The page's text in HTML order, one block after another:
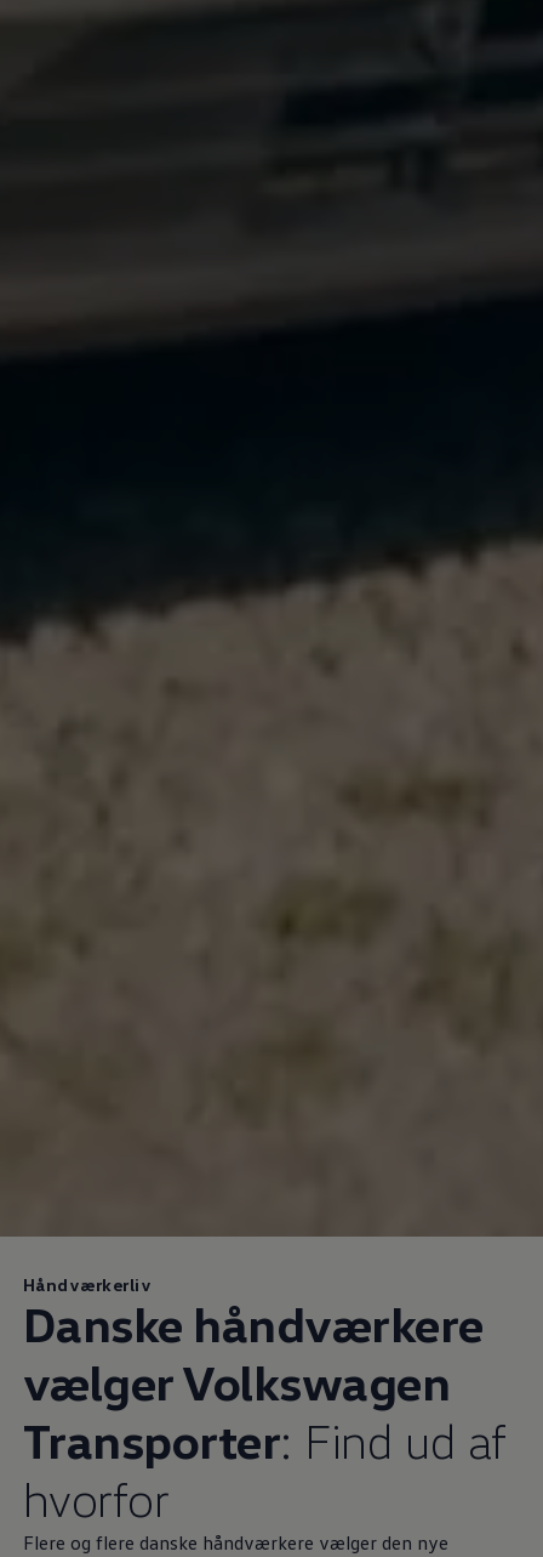
Håndværkerliv
Danske håndværkere
vælgerVolkswagen
Transporter: Find ud af
hvorfor
Flere og flere danske håndværkere vælger den nye